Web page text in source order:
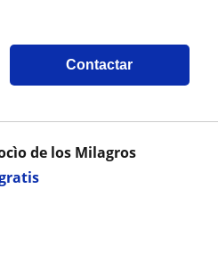
Contactar
de los Milagros